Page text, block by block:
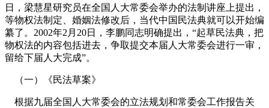
日
，梁慧星研究员在全国人大常委会举办的法制讲座上提出，
等物权法制定、婚姻法修改后，当代中国民法典就可以开始编
纂了 。 2002年2 月 20日
，李鹏同志明确提出，“起草民法典，把
物权法的内容包括进去，争取提交本届人大常委会进行一审，
留给下届人大完成”。
（一）《民法草案》
根据九届全国人大常委会的立法规划和常委会工作报告关